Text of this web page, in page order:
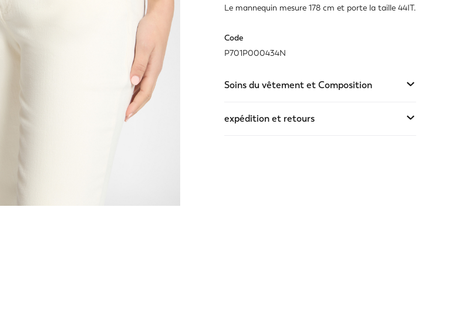
Le mannequin mesure 178 cm et porte la taille 44IT.
Code
P701P000434N
Soins du vêtement et Composition
expédition et retours